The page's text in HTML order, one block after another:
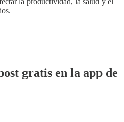
gratis en la app de